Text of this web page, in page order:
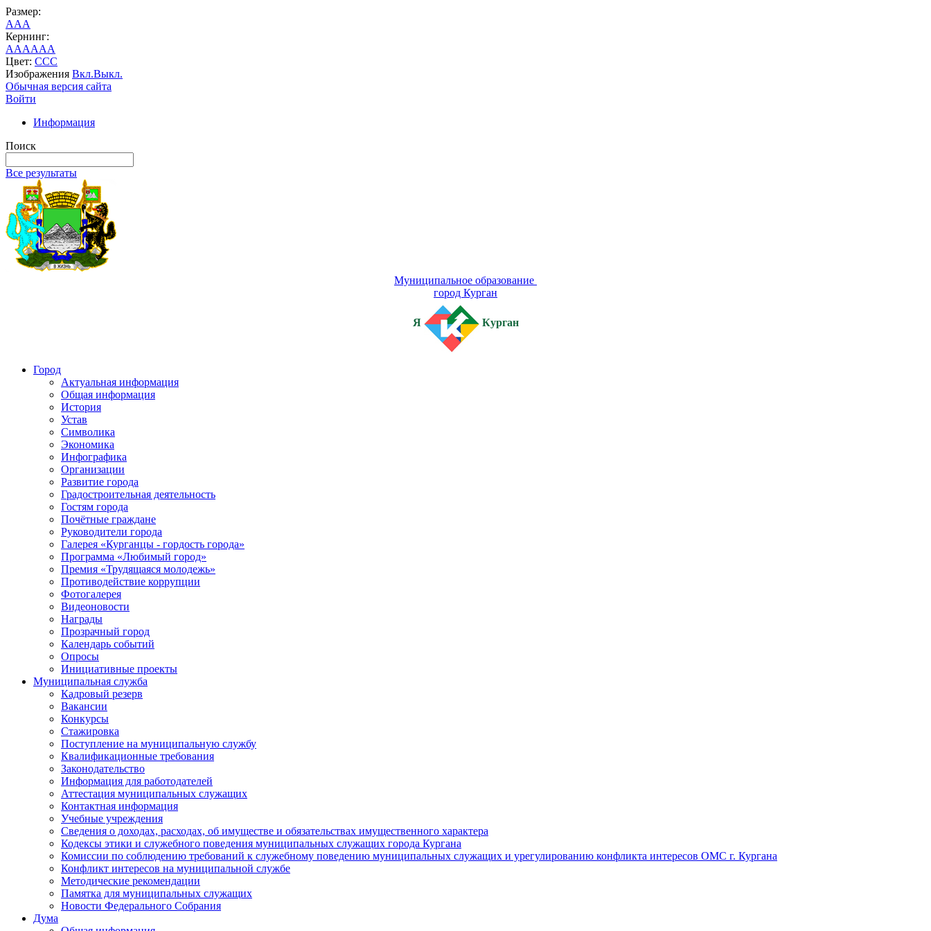
Размер:
AAA
Кернинг:
AAAAAA
Цвет: CCC
Изображения Вкл.Выкл.
Обычная версия сайта
Войти
Информация
Поиск
Все результаты
Муниципальное образование
город Курган
Я Курган
Город
Актуальная информация
Общая информация
История
Устав
Символика
Экономика
Инфографика
Организации
Развитие города
Градостроительная деятельность
Гостям города
Почётные граждане
Руководители города
Галерея «Курганцы - гордость города»
Программа «Любимый город»
Премия «Трудящаяся молодежь»
Противодействие коррупции
Фотогалерея
Видеоновости
Награды
Прозрачный город
Календарь событий
Опросы
Инициативные проекты
Муниципальная служба
Кадровый резерв
Вакансии
Конкурсы
Стажировка
Поступление на муниципальную службу
Квалификационные требования
Законодательство
Информация для работодателей
Аттестация муниципальных служащих
Контактная информация
Учебные учреждения
Сведения о доходах, расходах, об имуществе и обязательствах имущественного характера
Кодексы этики и служебного поведения муниципальных служащих города Кургана
Комиссии по соблюдению требований к служебному поведению муниципальных служащих и урегулированию конфликта интересов ОМС г. Кургана
Конфликт интересов на муниципальной службе
Методические рекомендации
Памятка для муниципальных служащих
Новости Федерального Cобрания
Дума